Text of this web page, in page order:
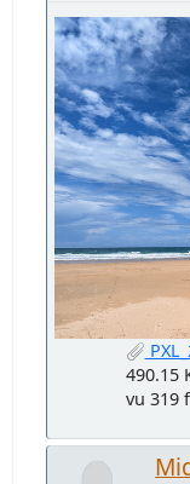
490.15
vu 319